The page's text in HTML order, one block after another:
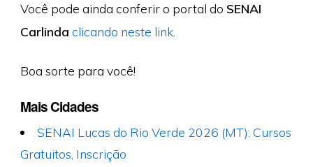
Você pode ainda conferir o portal do SENAI
Carlinda clicando neste link.
Boa sorte para você!
Mais Cidades
SENAI Lucas do Rio Verde 2026 (MT): Cursos
Gratuitos, Inscrição